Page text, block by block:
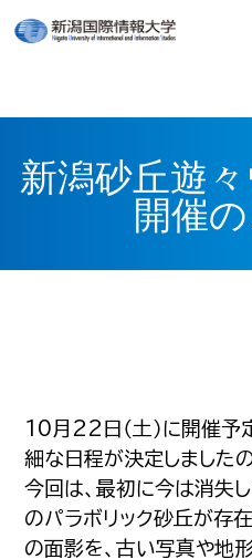
新潟砂丘遊
開催
10月22日（土）に開催予
細な日程が決定しました
今回は、最初に今は消失
のパラボリック砂丘が存
の面影を、古い写真や地